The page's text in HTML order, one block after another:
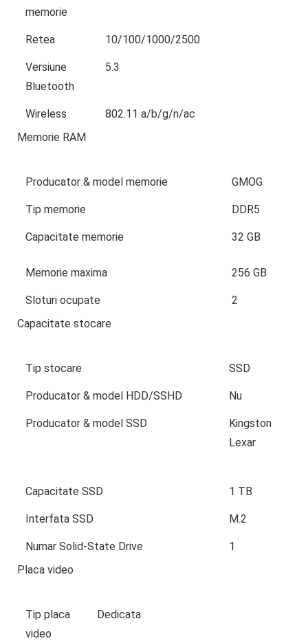
memorie
Retea 10/100/1000/2500
Versiune
Bluetooth
5.3
Wireless
802.11 a/b/g/n/ac
Memorie RAM
Producator & model memorie GMOG
Tip memorie DDR5
Capacitate memorie 32 GB
Memorie maxima 256 GB
Sloturi ocupate
2
Capacitate stocare
Tip stocare SSD
Producator & model HDD/SSHD Nu
Producator & model SSD
Kingston
Lexar
Capacitate SSD 1 TB
Interfata SSD M.2
Numar Solid-State Drive
1
Placa video
Tip placa
video
Dedicata